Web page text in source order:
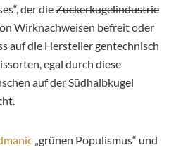
der dieZuckerkugelindustrie
Wirknachweisen befreit oder
auf die Hersteller gentechnisch
egal durch diese
auf der Südhalbkugel
„grünen Populismus“ und